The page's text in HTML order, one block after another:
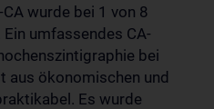
wurde bei 1 von 8
umfassendes CA-
bei
aus ökonomischen und
Es wurde